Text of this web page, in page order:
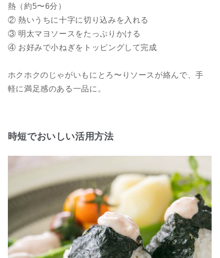
熱（約5〜6分）
② 熱いうちに十字に切り込みを入れる
③ 明太マヨソースをたっぷりかける
④ お好みで小ねぎをトッピングして完成
ホクホクのじゃがいもにとろ〜りソースが絡んで、手
軽に満足感のある一品に。
時短でおいしい活用方法